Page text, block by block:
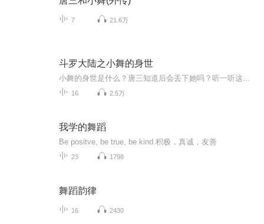
7 21.6万
斗罗大陆之小舞的身世
16 2.5万
我学的舞蹈
Be positve, be true, be kind.积极，真诚，友善
23 1798
舞蹈韵律
16 2430